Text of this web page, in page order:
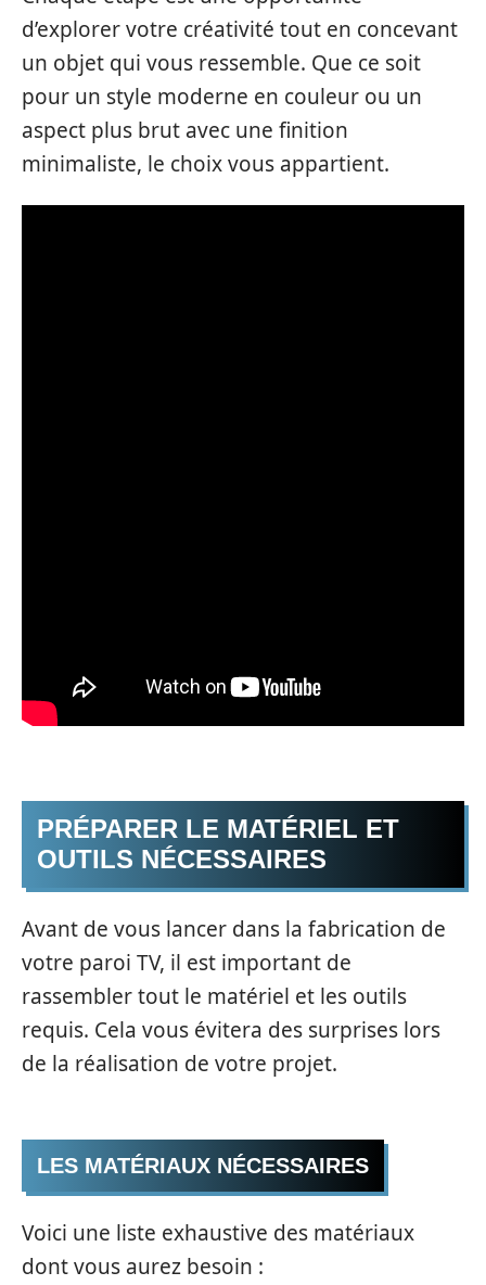
d’explorer votre créativité tout en concevant
un objet qui vous ressemble. Que ce soit
pour un style moderne en couleur ou un
aspect plus brut avec une finition
minimaliste, le choix vous appartient.
PRÉPARER LE MATÉRIEL ET
OUTILS NÉCESSAIRES
Avant de vous lancer dans la fabrication de
votre paroi TV, il est important de
rassembler tout le matériel et les outils
requis. Cela vous évitera des surprises lors
de la réalisation de votre projet.
LES MATÉRIAUX NÉCESSAIRES
Voici une liste exhaustive des matériaux
dont vous aurez besoin :